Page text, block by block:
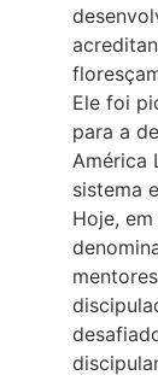
Ele foi
para a
América
sistema
Hoje,